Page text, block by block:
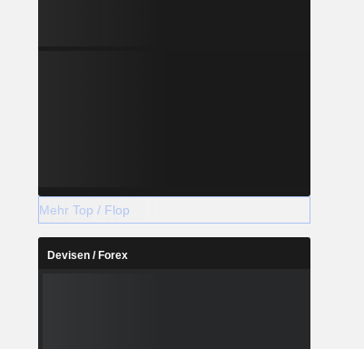
Mehr Top / Flop
Devisen / Forex